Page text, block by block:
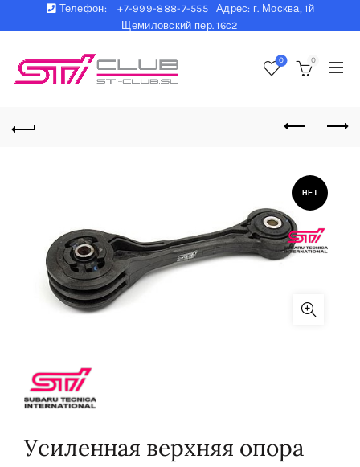
Телефон:
+7-999-888-7-555 Адрес: г. Москва, 1й
Щемиловский пер. 16с2
0 0
НЕТ
Усиленная верхняя опора